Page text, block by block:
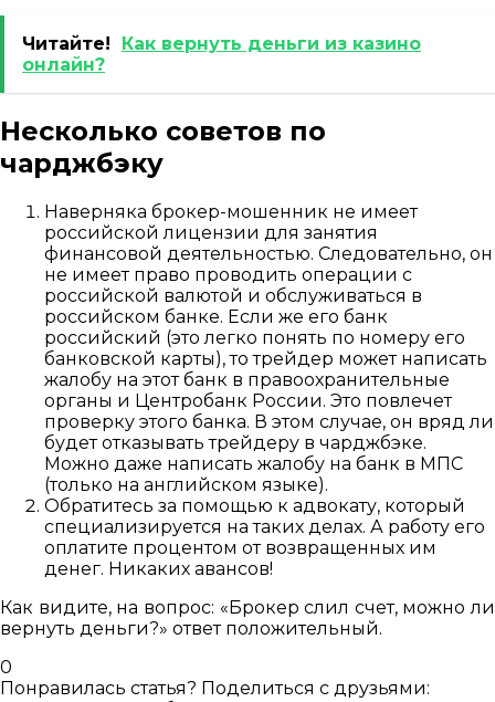
Читайте!
Как вернуть деньги из казино
онлайн?
Несколько советов по
чарджбэку
Наверняка брокер-мошенник не имеет
российской лицензии для занятия
финансовой деятельностью. Следовательно, он
не имеет право проводить операции с
российской валютой и обслуживаться в
российском банке. Если же его банк
российский (это легко понять по номеру его
банковской карты), то трейдер может написать
жалобу на этот банк в правоохранительные
органы и Центробанк России. Это повлечет
проверку этого банка. В этом случае, он вряд ли
будет отказывать трейдеру в чарджбэке.
Можно даже написать жалобу на банк в МПС
(только на английском языке).
Обратитесь за помощью к адвокату, который
специализируется на таких делах. А работу его
оплатите процентом от возвращенных им
денег. Никаких авансов!
Как видите, на вопрос: «Брокер слил счет, можно ли
вернуть деньги?» ответ положительный.
0
Понравилась статья? Поделиться с друзьями: